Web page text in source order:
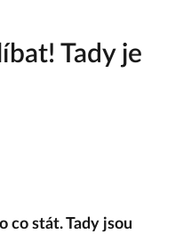
Tady je
co stát. Tady jsou